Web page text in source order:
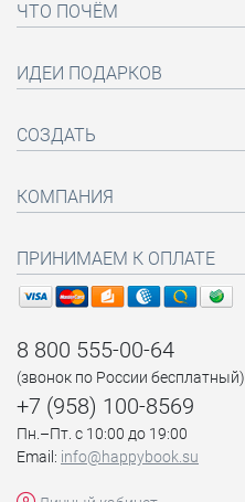
ЧТО ПОЧЁМ
ИДЕИ ПОДАРКОВ
СОЗДАТЬ
КОМПАНИЯ
ПРИНИМАЕМ К ОПЛАТЕ
8 800 555-00-64
(звонок по России бесплатный)
+7 (958) 100-8569
Пн.–Пт. с 10:00 до 19:00
Email: info@happybook.su